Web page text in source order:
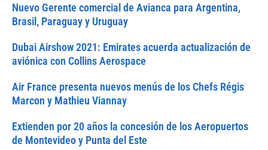
Nuevo Gerente comercial de Avianca para Argentina,
Brasil, Paraguay y Uruguay
Dubai Airshow 2021: Emirates acuerda actualización de
aviónica con Collins Aerospace
Air France presenta nuevos menús de los Chefs Régis
Marcon y Mathieu Viannay
Extienden por 20 años la concesión de los Aeropuertos
de Montevideo y Punta del Este